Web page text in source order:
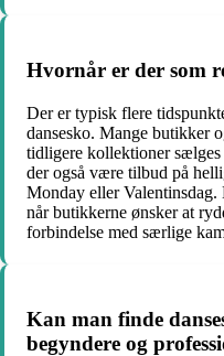
Hvornår er der som
Der er typisk flere
dansesko. Mange butikker
tidligere kollektioner sælges
der også være tilbud på
Monday eller Valentinsdag.
når butikkerne ønsker at
forbindelse med særlige
Kan man finde
begyndere og